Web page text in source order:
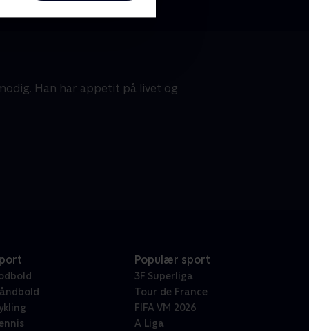
Han har appetit på livet og
Populær sport
3F Superliga
Tour de France
FIFA VM 2026
A Liga